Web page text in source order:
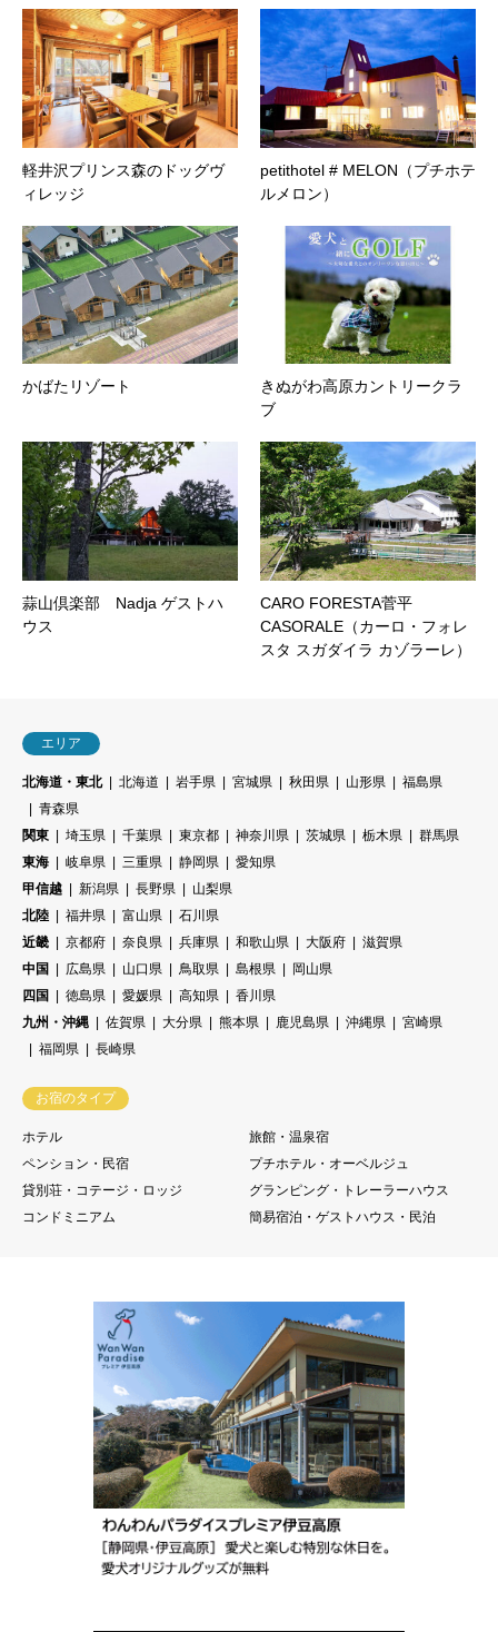
軽井沢プリンス森のドッグヴ
ィレッジ
petithotel # MELON（プチホテ
ルメロン）
かばたリゾート
きぬがわ高原カントリークラ
ブ
蒜山倶楽部 Nadja ゲストハ
ウス
CARO FORESTA菅平
CASORALE（カーロ・フォレ
スタ スガダイラ カゾラーレ）
エリア
北海道・東北 北海道 岩手県 宮城県 秋田県 山形県
福島県
青森県
関東
埼玉県 千葉県 東京都 神奈川県 茨城県 栃木県
群馬県
東海
岐阜県 三重県 静岡県
愛知県
甲信越
新潟県 長野県
山梨県
北陸
福井県 富山県
石川県
近畿
京都府 奈良県 兵庫県 和歌山県 大阪府
滋賀県
中国
広島県 山口県 鳥取県 島根県
岡山県
四国
徳島県 愛媛県 高知県
香川県
九州・沖縄
佐賀県 大分県 熊本県 鹿児島県 沖縄県
宮崎県
福岡県
長崎県
お宿のタイプ
ホテル
旅館・温泉宿
ペンション・民宿
プチホテル・オーベルジュ
貸別荘・コテージ・ロッジ
グランピング・トレーラーハウス
コンドミニアム
簡易宿泊・ゲストハウス・民泊